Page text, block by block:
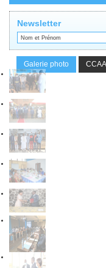
Newsletter
Galerie photo